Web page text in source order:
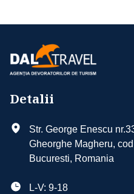
Detalii
Str. George Enescu
Gheorghe Magheru,
Bucuresti, Romania
L-V: 9-18